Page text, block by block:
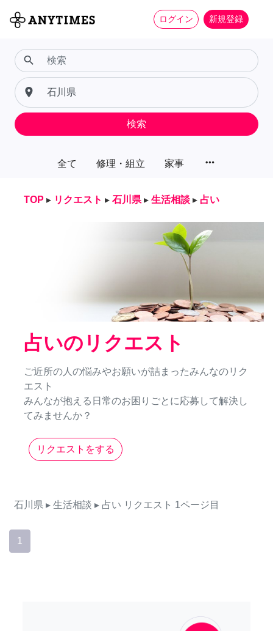
ログイン 新規登録
全て 修理・組立 家事 more_horiz
search
place
検索
TOP ▸ リクエスト ▸ 石川県 ▸ 生活相談 ▸ 占い
占いのリクエスト
ご近所の人の悩みやお願いが詰まったみんなのリク
エスト
みんなが抱える日常のお困りごとに応募して解決し
てみませんか？
リクエストをする
石川県 ▸ 生活相談 ▸ 占い リクエスト 1ページ目
1